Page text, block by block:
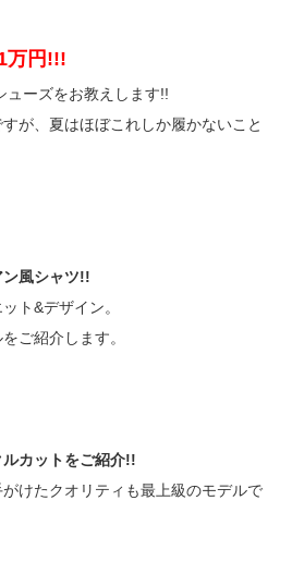
万円!!!
ューズをお教えします!!
が、夏はほぼこれしか履かないこと
ン風シャツ!!
ト&デザイン。
ご紹介します。
カットをご紹介!!
けたクオリティも最上級のモデルで